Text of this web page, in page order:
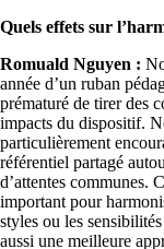
Quels effets sur
Romuald Nguyen :
année d’un ruban
prématuré de tirer des
impacts du dispositif.
particulièrement
référentiel partagé
d’attentes communes.
important pour
styles ou les
aussi une meilleure